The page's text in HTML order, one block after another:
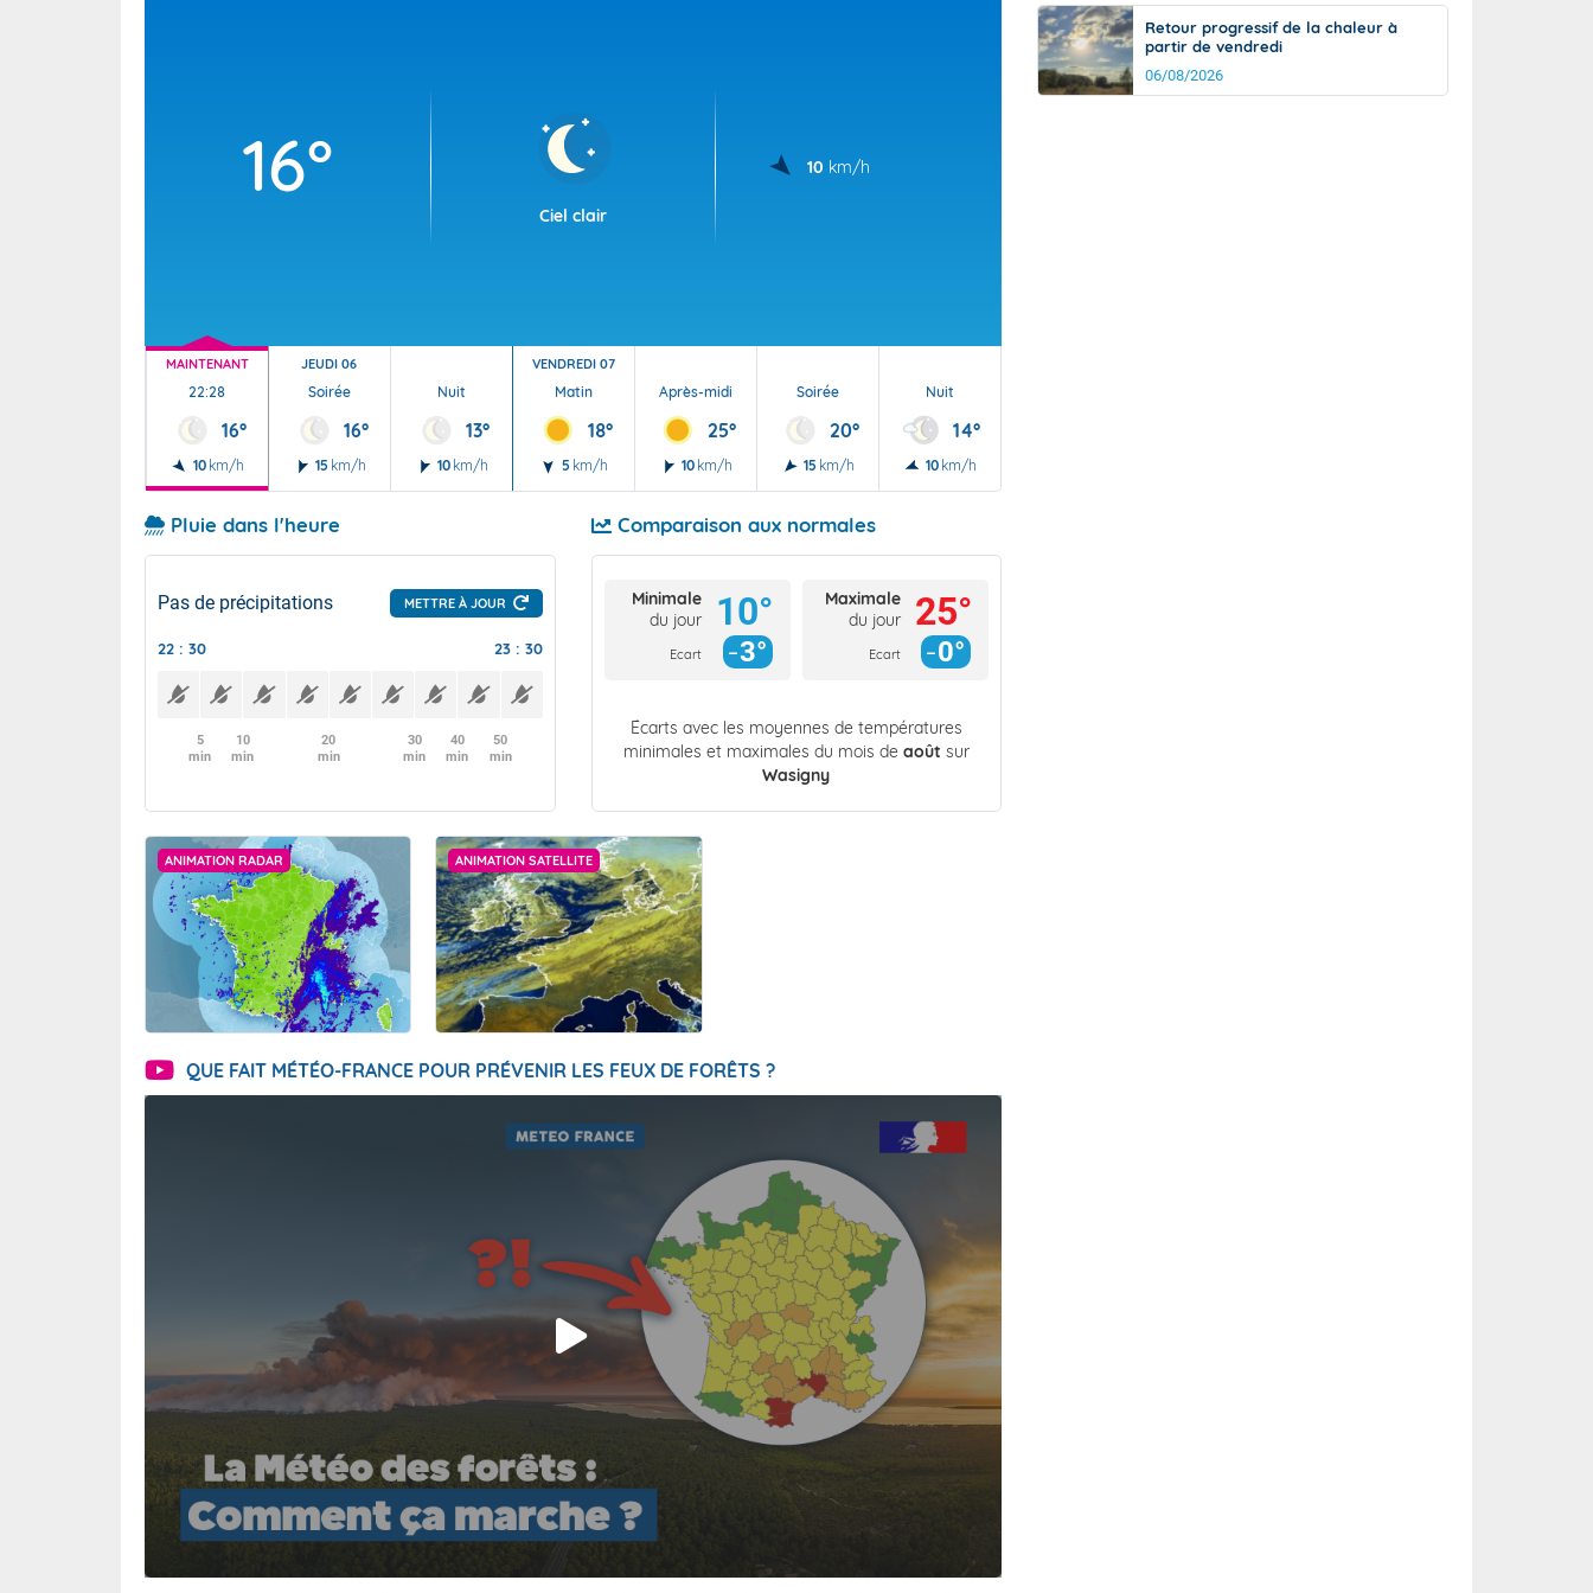
16°
Ciel clair
10 km/h
MAINTENANT
22:28
16°
10 km/h
JEUDI 06
Soirée
16°
15 km/h
Nuit
13°
10 km/h
VENDREDI 07
Matin
18°
5 km/h
Après-midi
25°
10 km/h
Soirée
20°
15 km/h
Nuit
14°
10 km/h
Pluie dans l'heure
Pas de précipitations METTRE À JOUR
22 : 30 23 : 30
5
min
10
min
20
min
30
min
40
min
50
min
Comparaison aux normales
Minimale
du jour
Ecart
10°
3°
Maximale
du jour
Ecart
25°
0°
Écarts avec les moyennes de températures
minimales et maximales du mois de août sur
Wasigny
ANIMATION RADAR ANIMATION SATELLITE
QUE FAIT MÉTÉO-FRANCE POUR PRÉVENIR LES FEUX DE FORÊTS ?
Retour progressif de la chaleur à
partir de vendredi
06/08/2026